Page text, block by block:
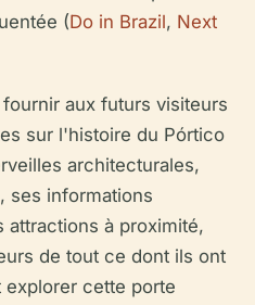
(Do in Brazil, Next
aux futurs visiteurs
sur l'histoire du Pórtico
architecturales,
ses informations
attractions à proximité,
de tout ce dont ils ont
cette porte